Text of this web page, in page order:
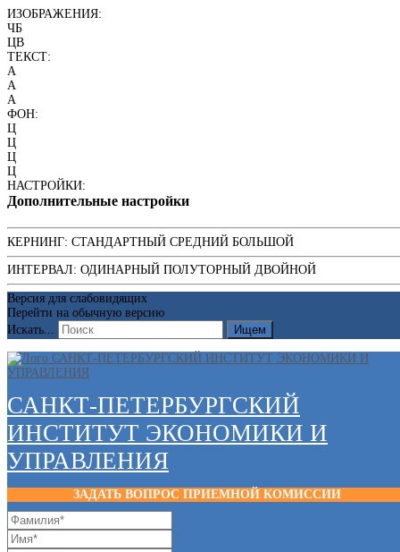
ИЗОБРАЖЕНИЯ:
ЧБ
ЦВ
ТЕКСТ:
A
A
A
ФОН:
Ц
Ц
Ц
Ц
НАСТРОЙКИ:
Дополнительные настройки
КЕРНИНГ: СТАНДАРТНЫЙ СРЕДНИЙ БОЛЬШОЙ
ИНТЕРВАЛ: ОДИНАРНЫЙ ПОЛУТОРНЫЙ ДВОЙНОЙ
Версия для слабовидящих
Перейти на обычную версию
Искать...
Ищем
САНКТ-ПЕТЕРБУРГСКИЙ
ИНСТИТУТ ЭКОНОМИКИ И
УПРАВЛЕНИЯ
ЗАДАТЬ ВОПРОС ПРИЕМНОЙ КОМИССИИ